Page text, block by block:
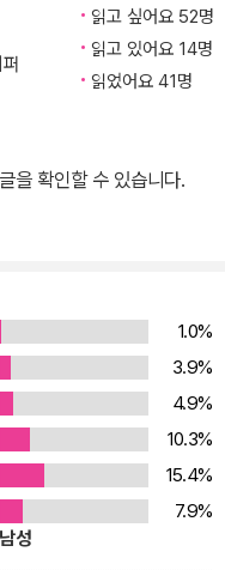
는 생물학의 거대한 질문
할 수 있다. 또한 이 책에는
, 10대 시절에 자신이 생물
는 이야기, 자신의 출생의
, 독자에게 친근함을 선
자 프랑스 대통령이 수여
세계를 면밀히 검토한다.
처음으로 세포를 관찰했
의 물과 자신의 치아에서
세계가 처음으로 알려지게
포와 그 기본 구성 요소들
루는 “유전자”는 세포에서
델은 자신의 수도원에서
가령 꽃의 색깔 가운데 한
읽고 싶어요 52명
읽고 있어요 14명
읽었어요 41명
을 확인할 수 있습니다.
1.0%
3.9%
4.9%
10.3%
15.4%
7.9%
남성